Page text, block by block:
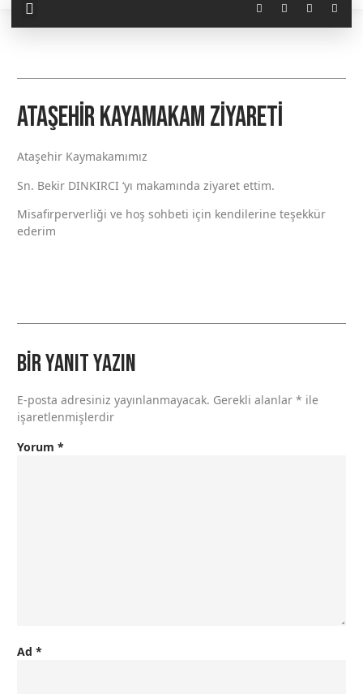
Ataşehir Kayamakam Ziyareti
Ataşehir Kaymakamımız
Sn. Bekir DINKIRCI ‘yı makamında ziyaret ettim.
Misafirperverliği ve hoş sohbeti için kendilerine teşekkür
ederim
Bir yanıt yazın
E-posta adresiniz yayınlanmayacak. Gerekli alanlar * ile
işaretlenmişlerdir
Yorum *
Ad *